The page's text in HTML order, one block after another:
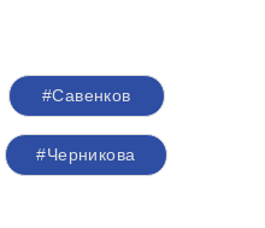
#Савенков
#Черникова